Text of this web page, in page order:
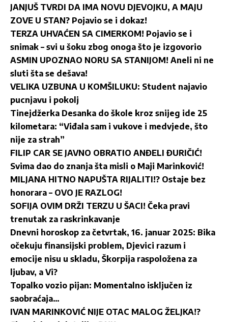
JANJUŠ TVRDI DA IMA NOVU DJEVOJKU, A MAJU
ZOVE U STAN? Pojavio se i dokaz!
TERZA UHVAĆEN SA CIMERKOM! Pojavio se i
snimak – svi u šoku zbog onoga što je izgovorio
ASMIN UPOZNAO NORU SA STANIJOM! Aneli ni ne
sluti šta se dešava!
VELIKA UZBUNA U KOMŠILUKU: Student najavio
pucnjavu i pokolj
Tinejdžerka Desanka do škole kroz snijeg ide 25
kilometara: “Viđala sam i vukove i medvjede, što
nije za strah”
FILIP CAR SE JAVNO OBRATIO ANĐELI ĐURIČIĆ!
Svima dao do znanja šta misli o Maji Marinković!
MILJANA HITNO NAPUŠTA RIJALITI!? Ostaje bez
honorara – OVO JE RAZLOG!
SOFIJA OVIM DRŽI TERZU U ŠACI! Čeka pravi
trenutak za raskrinkavanje
Dnevni horoskop za četvrtak, 16. januar 2025: Bika
očekuju finansijski problem, Djevici razum i
emocije nisu u skladu, Škorpija raspoložena za
ljubav, a Vi?
Topalko vozio pijan: Momentalno isključen iz
saobraćaja…
IVAN MARINKOVIĆ NIJE OTAC MALOG ŽELJKA!?